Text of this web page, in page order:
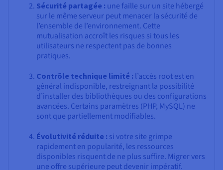
Sécurité partagée : une faille sur un site hébergé
sur le même serveur peut menacer la sécurité de
l’ensemble de l’environnement. Cette
mutualisation accroît les risques si tous les
utilisateurs ne respectent pas de bonnes
pratiques.
Contrôle technique limité : l’accès root est en
général indisponible, restreignant la possibilité
d’installer des bibliothèques ou des configurations
avancées. Certains paramètres (PHP, MySQL) ne
sont que partiellement modifiables.
Évolutivité réduite : si votre site grimpe
rapidement en popularité, les ressources
disponibles risquent de ne plus suffire. Migrer vers
une offre supérieure peut devenir impératif.